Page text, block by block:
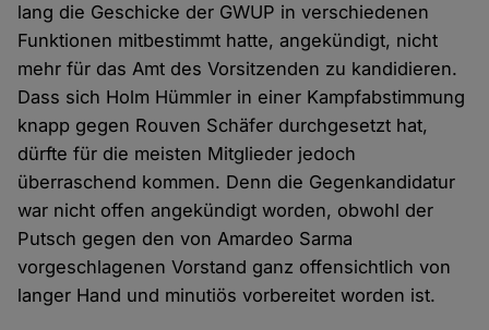
lang die Geschicke der GWUP in verschiedenen
Funktionen mitbestimmt hatte, angekündigt, nicht
mehr für das Amt des Vorsitzenden zu kandidieren.
Dass sich Holm Hümmler in einer Kampfabstimmung
knapp gegen Rouven Schäfer durchgesetzt hat,
dürfte für die meisten Mitglieder jedoch
überraschend kommen. Denn die Gegenkandidatur
war nicht offen angekündigt worden, obwohl der
Putsch gegen den von Amardeo Sarma
vorgeschlagenen Vorstand ganz offensichtlich von
langer Hand und minutiös vorbereitet worden ist.